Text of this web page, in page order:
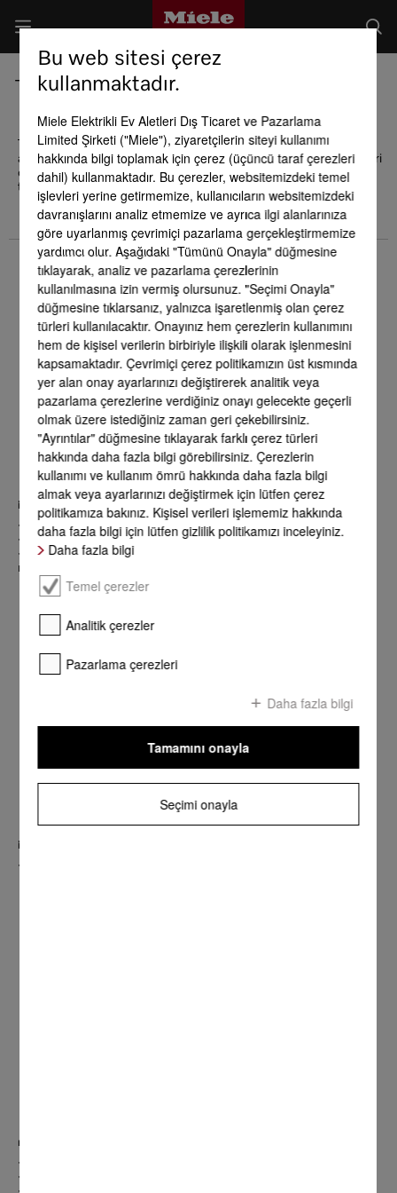
Tasarım Ödülleri
Tasarım alanındaki yeniliklerimiz, marka değerimize ve kalite
anlayışımıza destek veren unsurlardır. Müşterilerimizin beklentileri
doğrultusunda yapılan yenilikler ve geliştirmeler aldığımız sayısız
tasarım ödülleri ile de kanıtlanmaktadır.
iF product design award
• Black Levantar
• SmartLine Hong Kong pişirme ünitesi CS 7151/7152
• Profesyonel PWM ve PDR serileri çamaşır ve kurutma
makineleri
iF product design GOLD award
• Hob KM 7999 FL
reddot product design award
• Black Levantar
• Hob KM 7999 FL
Bu web sitesi çerez
kullanmaktadır.
Miele Elektrikli Ev Aletleri Dış Ticaret ve Pazarlama
Limited Şirketi ("Miele"), ziyaretçilerin siteyi kullanımı
hakkında bilgi toplamak için çerez (üçüncü taraf çerezleri
dahil) kullanmaktadır. Bu çerezler, websitemizdeki temel
işlevleri yerine getirmemize, kullanıcıların websitemizdeki
davranışlarını analiz etmemize ve ayrıca ilgi alanlarınıza
göre uyarlanmış çevrimiçi pazarlama gerçekleştirmemize
yardımcı olur. Aşağıdaki "Tümünü Onayla" düğmesine
tıklayarak, analiz ve pazarlama çerezlerinin
kullanılmasına izin vermiş olursunuz. "Seçimi Onayla"
düğmesine tıklarsanız, yalnızca işaretlenmiş olan çerez
türleri kullanılacaktır. Onayınız hem çerezlerin kullanımını
hem de kişisel verilerin birbiriyle ilişkili olarak işlenmesini
kapsamaktadır. Çevrimiçi çerez politikamızın üst kısmında
yer alan onay ayarlarınızı değiştirerek analitik veya
pazarlama çerezlerine verdiğiniz onayı gelecekte geçerli
olmak üzere istediğiniz zaman geri çekebilirsiniz.
"Ayrıntılar" düğmesine tıklayarak farklı çerez türleri
hakkında daha fazla bilgi görebilirsiniz. Çerezlerin
kullanımı ve kullanım ömrü hakkında daha fazla bilgi
almak veya ayarlarınızı değiştirmek için lütfen çerez
politikamıza bakınız. Kişisel verileri işlememiz hakkında
daha fazla bilgi için lütfen gizlilik politikamızı inceleyiniz.
Daha fazla bilgi
Temel çerezler
Analitik çerezler
Pazarlama çerezleri
Daha fazla bilgi
Seçimi onayla
Tamamını onayla